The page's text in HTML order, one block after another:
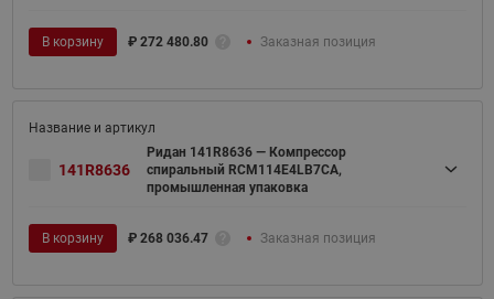
В корзину ₽ 272 480.80 Заказная позиция
141R8636
Ридан 141R8636 — Компрессор
спиральный RCM114E4LB7CA,
промышленная упаковка
В корзину ₽ 268 036.47 Заказная позиция